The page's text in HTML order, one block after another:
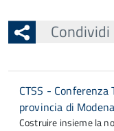
Condividi
CTSS -
provincia di Modena
Costruire insieme la